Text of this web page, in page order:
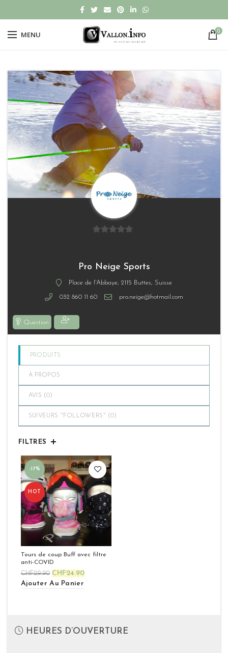
MENU 0
5
Pro Neige Sports
Place de l'Abbaye, 2115 Buttes, Suisse
032 860 11 60 pro.neige@hotmail.com
Question
PRODUITS
À PROPOS
AVIS (0)
SUIVEURS "FOLLOWERS" (0)
FILTRES
-17%
HOT
Tours de coup Buff avec filtre
anti-COVID
CHF29.90 CHF24.90
Ajouter Au Panier
HEURES D’OUVERTURE